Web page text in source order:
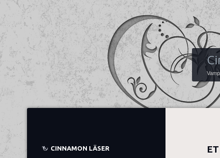
CINNAMON LÄSER